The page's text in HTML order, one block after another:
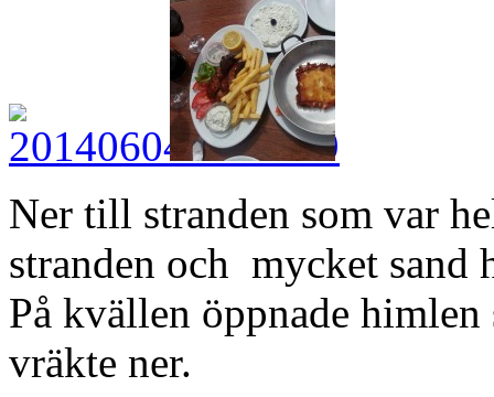
Ner till stranden som var
stranden och mycket sand
På kvällen öppnade
vräkte ner.